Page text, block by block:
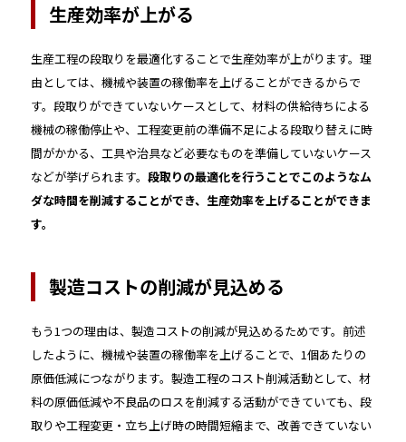
生産効率が上がる
生産工程の段取りを最適化することで生産効率が上がります。理
由としては、機械や装置の稼働率を上げることができるからで
す。段取りができていないケースとして、材料の供給待ちによる
機械の稼働停止や、工程変更前の準備不足による段取り替えに時
間がかかる、工具や治具など必要なものを準備していないケース
などが挙げられます。 段取りの最適化を行うことでこのようなム
ダな時間を削減することができ、生産効率を上げることができま
す。
製造コストの削減が見込める
もう1つの理由は、製造コストの削減が見込めるためです。前述
したように、機械や装置の稼働率を上げることで、1個あたりの
原価低減につながります。製造工程のコスト削減活動として、材
料の原価低減や不良品のロスを削減する活動ができていても、段
取りや工程変更・立ち上げ時の時間短縮まで、改善できていない